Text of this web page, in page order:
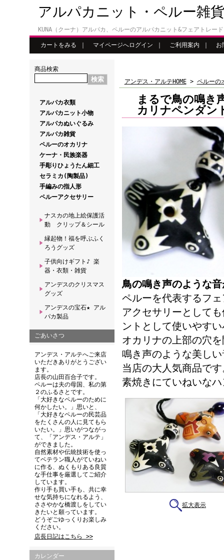
アルパカニット・ペルー雑
KUNA（クーナ）アルパカ、ペルーのアルパカニット&フェアトレー
カートをみる マイページへログイン ご利用案内 お
商品検索
アルパカ衣類
アルパカニット小物
アルパカぬいぐるみ
アルパカ雑貨
ペルーのオカリナ
ケーナ・民族楽器
手彫りひょうたん細工
セラミカ(陶製品)
手編みの指人形
ペルーアクセサリー
ナスカの地上絵保護活
動 クリップ＆シール
縁起物！福を呼ぶふく
ろうグッズ
子供向けギフト♪ 楽
器・衣類・雑貨
アンデスのクリスマス
グッズ
アンデスの宝石★ アル
パカ製品
ごあいさつ
アンデス・アルテへご来店
いただきありがとうござい
ます。
店長の山田百合子です。
ペルーは夫の母国、私の第
２のふるさとです。
「大好きなペルーのために
何かしたい。」思いと、
「大好きなペルーの民芸品
をたくさんの人に見てもら
いたい。」思いがつながっ
て、「アンデス・アルテ」
ができました。
自然素材や伝統技術を使っ
てベテラン職人がていねい
に作る、ぬくもりある良質
な手仕事を厳選してご紹介
しています。
作り手も買い手も、共に幸
せな気持ちになれるよう、
ささやかな橋渡しをしてい
きたいと願っています。
どうぞごゆっくりお楽しみ
ください。
店長日記はこちら >>
カレンダー
アンデス・アルテHOME> ペルーの
まるで鳥の鳴き
カリナペンダン
鳥の鳴き声のような
ペルーを代表するフ
アクセサリーとして
ントとして使いやす
オカリナの上部の穴
鳴き声のような美し
当店の大人気商品で
素焼きにていねいな
拡大表示